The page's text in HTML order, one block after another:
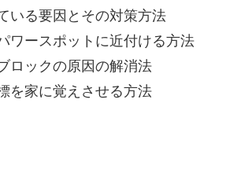
いる要因とその対策方法
ワースポットに近付ける方法
ロックの原因の解消法
を家に覚えさせる方法